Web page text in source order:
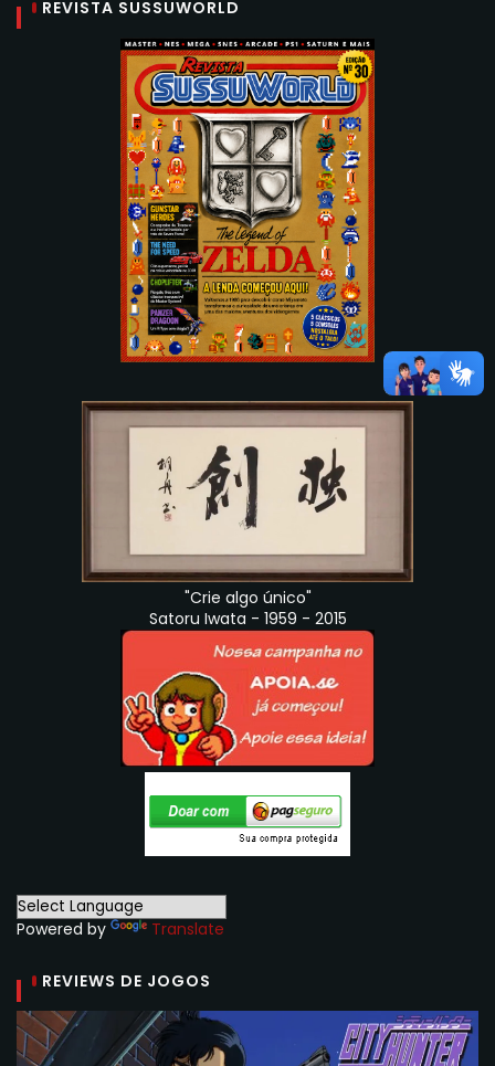
REVISTA SUSSUWORLD
"Crie algo único"
Satoru Iwata - 1959 - 2015
Powered by Translate
REVIEWS DE JOGOS